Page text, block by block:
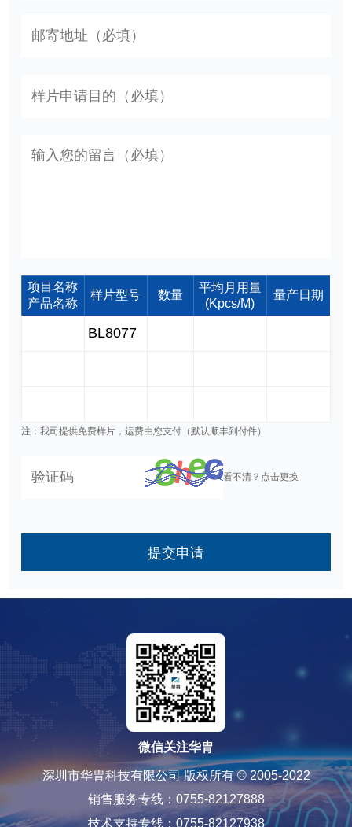
项目名称
产品名称
样片型号 数量
平均月用量
(Kpcs/M)
量产日期
注：我司提供免费样片，运费由您支付（默认顺丰到付件）
看不清？点击更换
提交申请
微信关注华胄
深圳市华胄科技有限公司 版权所有 © 2005-2022
销售服务专线：0755-82127888
技术支持专线：0755-82127938